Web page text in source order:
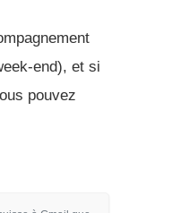
end), et si
pouvez